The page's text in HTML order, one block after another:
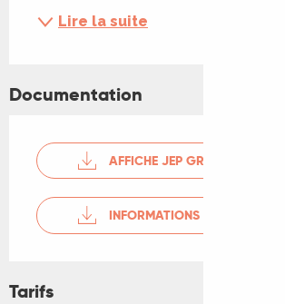
Lire la suite
Documentation
AFFICHE JEP GRAND COUVENT
INFORMATIONS JEP
Tarifs